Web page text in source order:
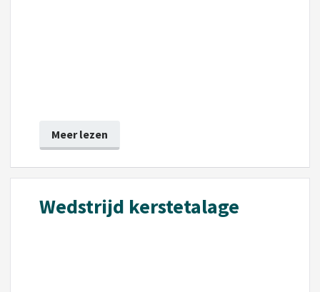
Meer lezen
Wedstrijd kerstetalage